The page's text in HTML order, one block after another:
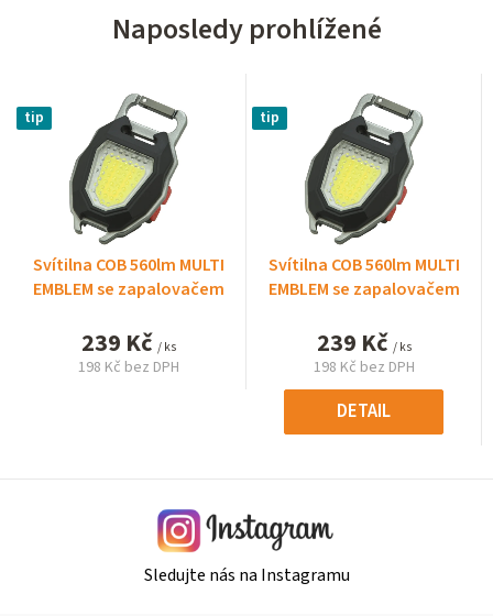
Naposledy prohlížené
tip
Svítilna COB 560lm MULTI
EMBLEM se zapalovačem
239 Kč / ks
198 Kč bez DPH
tip
Svítilna COB 560lm MULTI
EMBLEM se zapalovačem
239 Kč / ks
198 Kč bez DPH
Měrná
cena:
DETAIL
Sledujte nás na Instagramu